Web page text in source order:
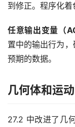
到修正。程序化着
任意输出变量（
置中的输出行为
预期的数据。
几何体和运
27.2 中改进了几